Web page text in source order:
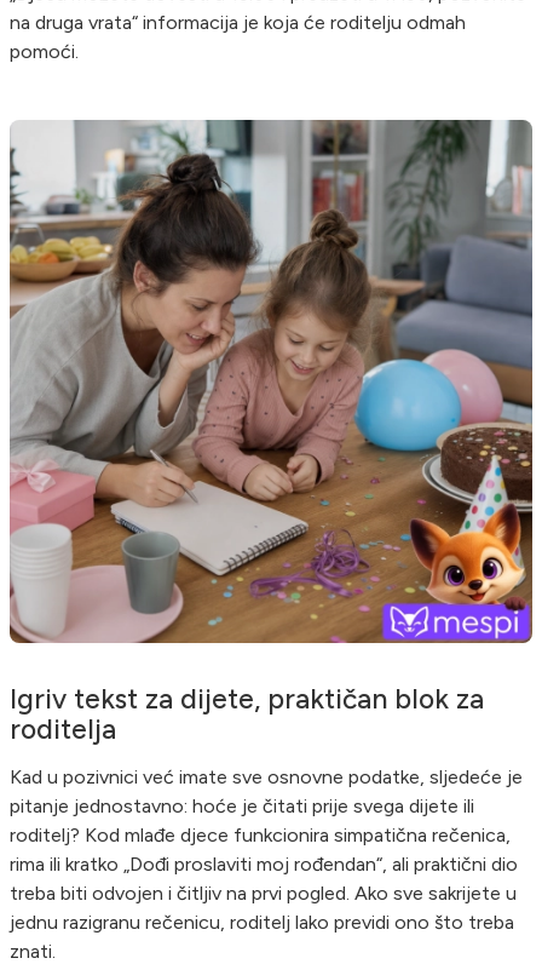
na druga vrata“ informacija je koja će roditelju odmah
pomoći.
Igriv tekst za dijete, praktičan blok za
roditelja
Kad u pozivnici već imate sve osnovne podatke, sljedeće je
pitanje jednostavno: hoće je čitati prije svega dijete ili
roditelj? Kod mlađe djece funkcionira simpatična rečenica,
rima ili kratko „Dođi proslaviti moj rođendan“, ali praktični dio
treba biti odvojen i čitljiv na prvi pogled. Ako sve sakrijete u
jednu razigranu rečenicu, roditelj lako previdi ono što treba
znati.